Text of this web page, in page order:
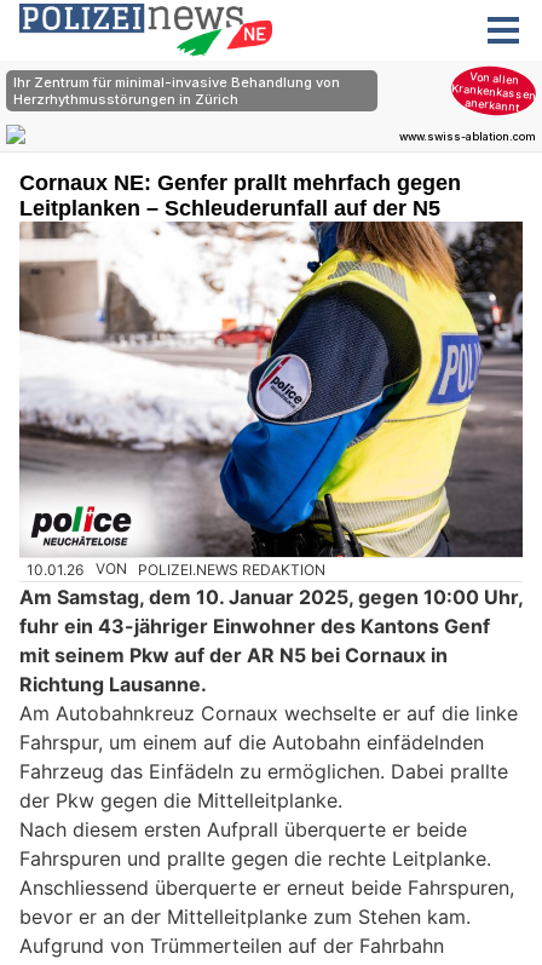
Cornaux NE: Genfer prallt mehrfach gegen
Leitplanken – Schleuderunfall auf der N5
10.01.26 VON POLIZEI.NEWS REDAKTION
Am Samstag, dem 10. Januar 2025, gegen 10:00 Uhr,
fuhr ein 43-jähriger Einwohner des Kantons Genf
mit seinem Pkw auf der AR N5 bei Cornaux in
Richtung Lausanne.
Am Autobahnkreuz Cornaux wechselte er auf die linke
Fahrspur, um einem auf die Autobahn einfädelnden
Fahrzeug das Einfädeln zu ermöglichen. Dabei prallte
der Pkw gegen die Mittelleitplanke.
Nach diesem ersten Aufprall überquerte er beide
Fahrspuren und prallte gegen die rechte Leitplanke.
Anschliessend überquerte er erneut beide Fahrspuren,
bevor er an der Mittelleitplanke zum Stehen kam.
Aufgrund von Trümmerteilen auf der Fahrbahn